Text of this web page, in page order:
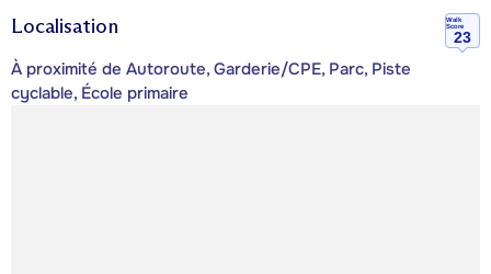
Localisation
Walk
Score
23
À proximité de Autoroute, Garderie/CPE, Parc, Piste
cyclable, École primaire